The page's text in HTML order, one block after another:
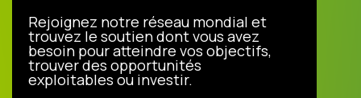
Rejoignez notre réseau mondial et
trouvez le soutien dont vous avez
besoin pour atteindre vos objectifs,
trouver des opportunités
exploitables ou investir.